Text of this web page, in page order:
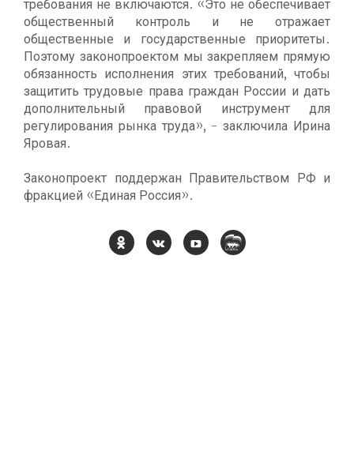
требования не включаются. «Это не обеспечивает
общественный контроль и не отражает
общественные и государственные приоритеты.
Поэтому законопроектом мы закрепляем прямую
обязанность исполнения этих требований, чтобы
защитить трудовые права граждан России и дать
дополнительный правовой инструмент для
регулирования рынка труда», - заключила Ирина
Яровая.
Законопроект поддержан Правительством РФ и
фракцией «Единая Россия».